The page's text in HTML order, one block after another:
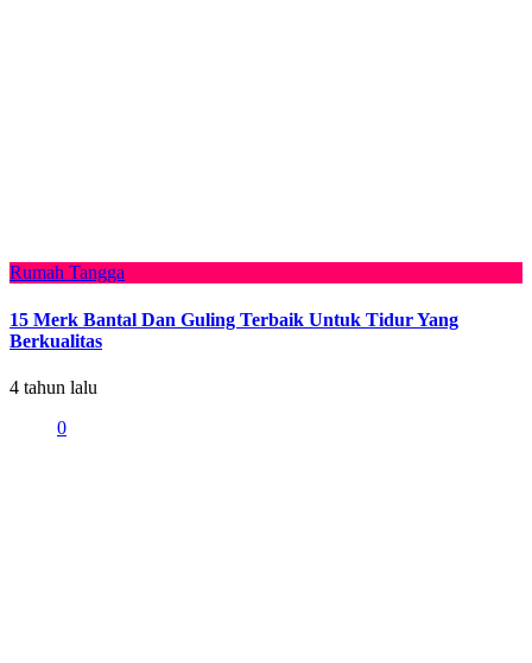
Rumah Tangga
15 Merk Bantal Dan Guling Terbaik Untuk Tidur Yang
Berkualitas
4 tahun lalu
0